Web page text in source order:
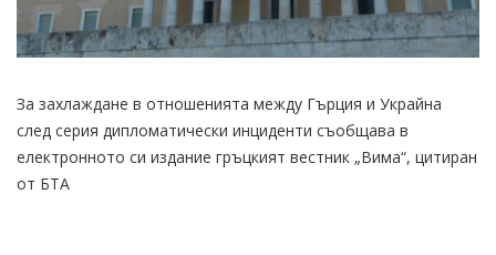
За захлаждане в отношенията между Гърция и Украйна
след серия дипломатически инциденти съобщава в
електронното си издание гръцкият вестник „Вима“, цитиран
от БТА